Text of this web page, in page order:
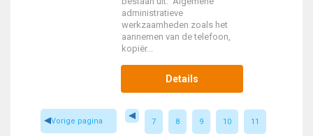
administratieve
werkzaamheden zoals het
aannemen van de telefoon,
kopiër...
Details
Vorige pagina 7 8 9 10 11